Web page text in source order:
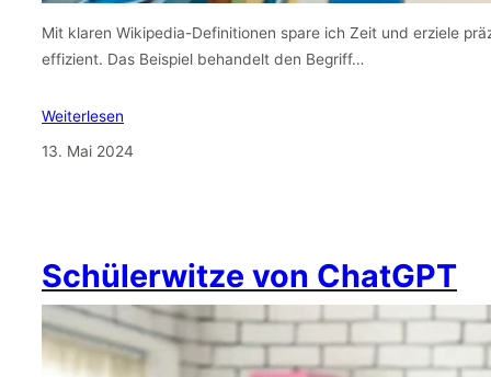
Mit klaren Wikipedia-Definitionen spare ich Zeit und erziele
effizient. Das Beispiel behandelt den Begriff…
Weiterlesen
13. Mai 2024
Schülerwitze von ChatGPT